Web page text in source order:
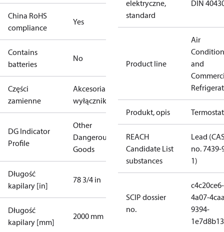
China RoHS
compliance
Yes
Contains
batteries
No
Części
zamienne
Akcesoria do
wyłączników
DG Indicator
Profile
Other
Dangerous
Goods
Długość
kapilary [in]
78 3/4 in
Długość
kapilary [mm]
2000 mm
elektryczne,
standard
DIN
Product line
Air
and
Produkt, opis Termostat
REACH
Candidate List
substances
Lead
no. 7439-
1)
SCIP dossier
no.
c4c20ce6-
4a07-
9394-